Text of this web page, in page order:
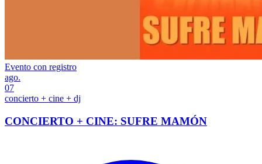
Evento con registro
ago.
07
concierto + cine + dj
CONCIERTO + CINE: SUFRE MAMÓN